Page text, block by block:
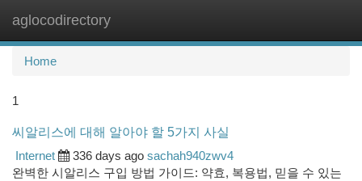
aglocodirectory
Home
1
씨알리스에 대해 알아야 할 5가지 사실
Internet
336 days ago sachah940zwv4
완벽한 시알리스 구입 방법 가이드: 약효, 복용법, 믿을 수 있는